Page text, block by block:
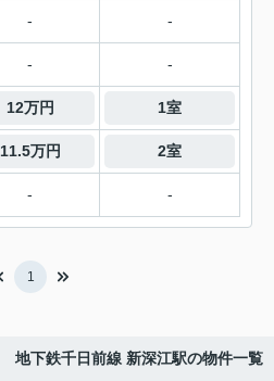
- -
- -
12万円 1室
11.5万円 2室
- -
1
地下鉄千日前線 新深江駅の物件一覧